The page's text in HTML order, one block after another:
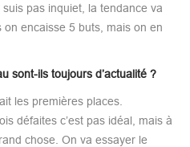
pas inquiet, la tendance va
on encaisse 5 buts, mais on en
sont-ils toujours d’actualité ?
les premières places.
défaites c’est pas idéal, mais à
chose. On va essayer le